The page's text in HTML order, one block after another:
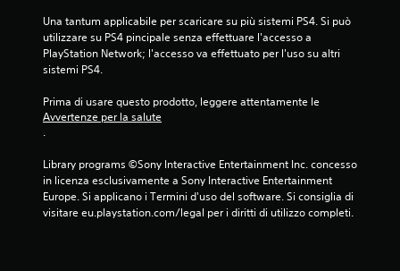
Una tantum applicabile per scaricare su più sistemi PS4. Si può
utilizzare su PS4 pincipale senza effettuare l'accesso a
PlayStation Network; l'accesso va effettuato per l'uso su altri
sistemi PS4.
Prima di usare questo prodotto, leggere attentamente le
Avvertenze per la salute
.
Library programs ©Sony Interactive Entertainment Inc. concesso
in licenza esclusivamente a Sony Interactive Entertainment
Europe. Si applicano i Termini d'uso del software. Si consiglia di
visitare eu.playstation.com/legal per i diritti di utilizzo completi.